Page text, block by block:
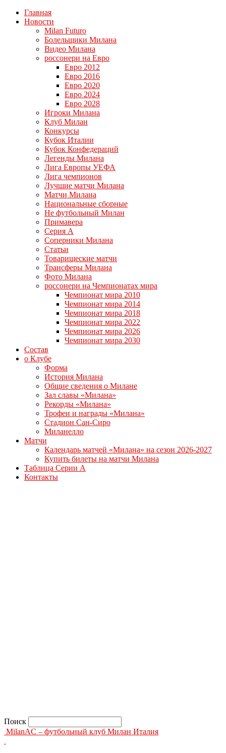
Главная
Новости
Milan Futuro
Болельщики Милана
Видео Милана
россонери на Евро
Евро 2012
Евро 2016
Евро 2020
Евро 2024
Евро 2028
Игроки Милана
Клуб Милан
Конкурсы
Кубок Италии
Кубок Конфедераций
Легенды Милана
Лига Европы УЕФА
Лига чемпионов
Лучшие матчи Милана
Матчи Милана
Национальные сборные
Не футбольный Милан
Примавера
Серия А
Соперники Милана
Статьи
Товарищеские матчи
Трансферы Милана
Фото Милана
россонери на Чемпионатах мира
Чемпионат мира 2010
Чемпионат мира 2014
Чемпионат мира 2018
Чемпионат мира 2022
Чемпионат мира 2026
Чемпионат мира 2030
Состав
о Клубе
Форма
История Милана
Общие сведения о Милане
Зал славы «Милана»
Рекорды «Милана»
Трофеи и награды «Милана»
Стадион Сан-Сиро
Миланелло
Матчи
Календарь матчей «Милана» на сезон 2026-2027
Купить билеты на матчи Милана
Таблица Серии А
Контакты
Поиск
MilanAC – футбольный клуб Милан Италия